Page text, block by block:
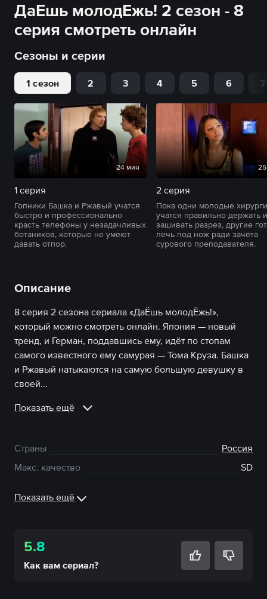
ДаЕшь молодЕжь! 2 сезон - 8
серия смотреть онлайн
Сезоны и серии
1 сезон 2 3 4 5 6 7
24 мин
1 серия
Гопники Башка и Ржавый учатся
быстро и профессионально
красть телефоны у незадачливых
ботаников, которые не умеют
давать отпор.
2 серия
Пока одни молодые хирурги
учатся правильно держать
зашивать разрез, другие
лечь под нож ради зачёта
сурового преподавателя.
Описание
8 серия 2 сезона сериала «ДаЁшь молодЁжь!»,
который можно смотреть онлайн. Япония — новый
тренд, и Герман, поддавшись ему, идёт по стопам
самого известного ему самурая — Тома Круза. Башка
и Ржавый натыкаются на самую большую девушку в
своей...
Показать ещё
Страны
Россия
Макс. качество
SD
Показать ещё
5.8
Как вам сериал?